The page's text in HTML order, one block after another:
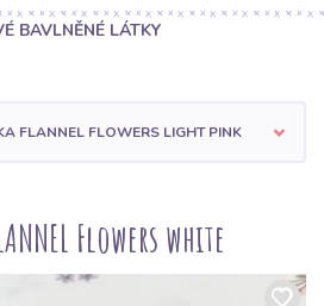
BAVLNĚNÉ LÁTKY
FLANNEL FLOWERS LIGHT PINK
Flowers white